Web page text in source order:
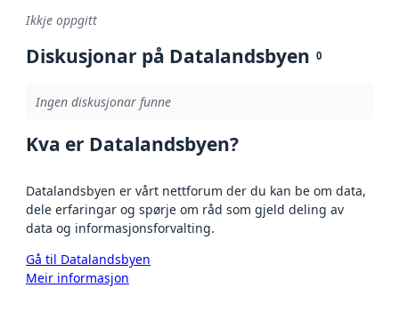
Ikkje oppgitt
Diskusjonar på Datalandsbyen 0
Ingen diskusjonar funne
Kva er Datalandsbyen?
Datalandsbyen er vårt nettforum der du kan be om data,
dele erfaringar og spørje om råd som gjeld deling av
data og informasjonsforvalting.
Gå til Datalandsbyen
Meir informasjon